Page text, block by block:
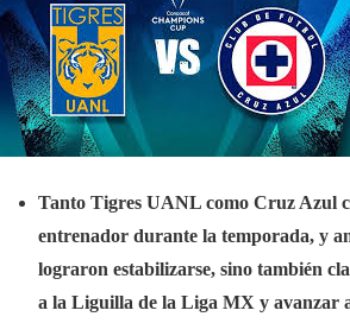
Tanto Tigres UANL como Cruz Azul
entrenador durante la temporada, y
lograron estabilizarse, sino también
a la Liguilla de la Liga MX y avanzar